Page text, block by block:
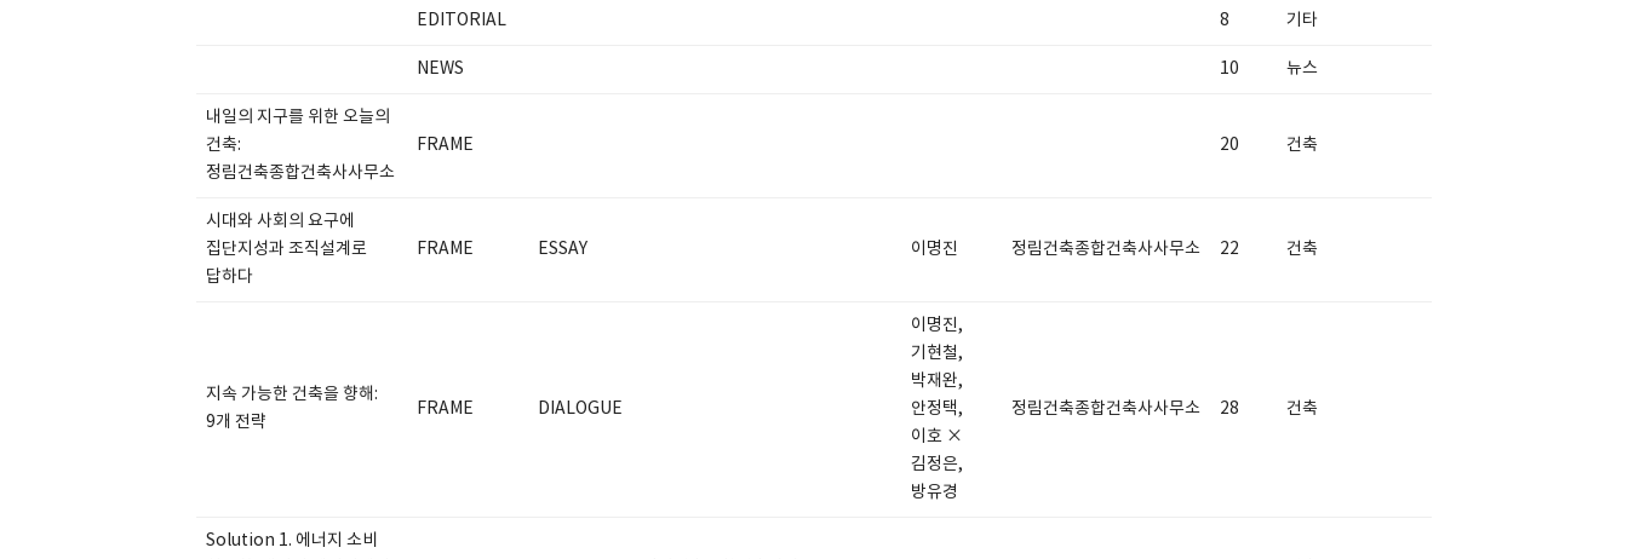
EDITORIAL 8 기타
NEWS 10 뉴스
내일의 지구를 위한 오늘의
건축:
정림건축종합건축사사무소
FRAME 20 건축
시대와 사회의 요구에
집단지성과 조직설계로
답하다
FRAME ESSAY 이명진 정림건축종합건축사사무소 22 건축
지속 가능한 건축을 향해:
9개 전략
FRAME DIALOGUE
이명진,
기현철,
박재완,
안정택,
이호 ×
김정은,
방유경
정림건축종합건축사사무소 28 건축
Solution 1. 에너지 소비